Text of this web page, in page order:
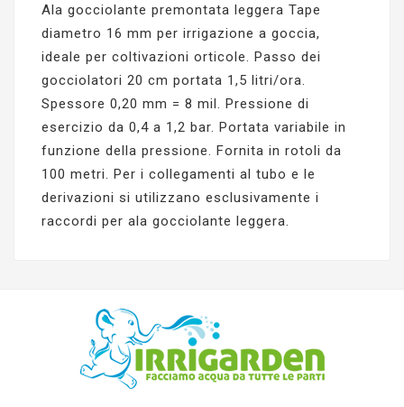
Ala gocciolante premontata leggera Tape
diametro 16 mm per irrigazione a goccia,
ideale per coltivazioni orticole. Passo dei
gocciolatori 20 cm portata 1,5 litri/ora.
Spessore 0,20 mm = 8 mil. Pressione di
esercizio da 0,4 a 1,2 bar. Portata variabile in
funzione della pressione. Fornita in rotoli da
100 metri. Per i collegamenti al tubo e le
derivazioni si utilizzano esclusivamente i
raccordi per ala gocciolante leggera.